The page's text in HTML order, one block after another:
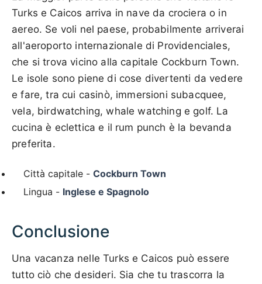
Turks e Caicos arriva in nave da crociera o in
aereo. Se voli nel paese, probabilmente arriverai
all'aeroporto internazionale di Providenciales,
che si trova vicino alla capitale Cockburn Town.
Le isole sono piene di cose divertenti da vedere
e fare, tra cui casinò, immersioni subacquee,
vela, birdwatching, whale watching e golf. La
cucina è eclettica e il rum punch è la bevanda
preferita.
Città capitale - Cockburn Town
Lingua - Inglese e Spagnolo
Conclusione
Una vacanza nelle Turks e Caicos può essere
tutto ciò che desideri. Sia che tu trascorra la